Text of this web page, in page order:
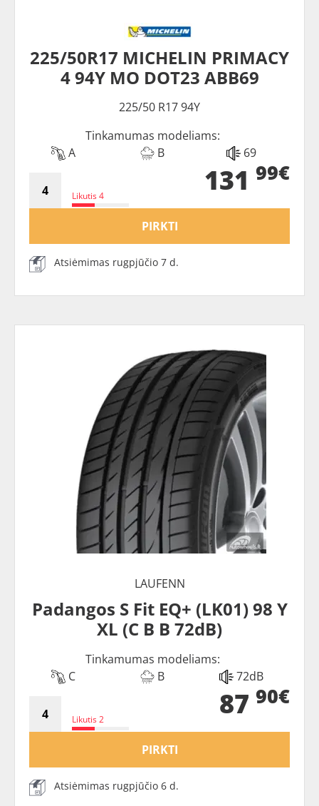
225/50R17 MICHELIN PRIMACY
4 94Y MO DOT23 ABB69
225/50 R17 94Y
Tinkamumas modeliams:
A
B 69
Likutis 4 131 99€
PIRKTI
Atsiėmimas rugpjūčio 7 d.
LAUFENN
Padangos S Fit EQ+ (LK01) 98 Y
XL (C B B 72dB)
Tinkamumas modeliams:
C
B 72dB
Likutis 2 87 90€
PIRKTI
Atsiėmimas rugpjūčio 6 d.